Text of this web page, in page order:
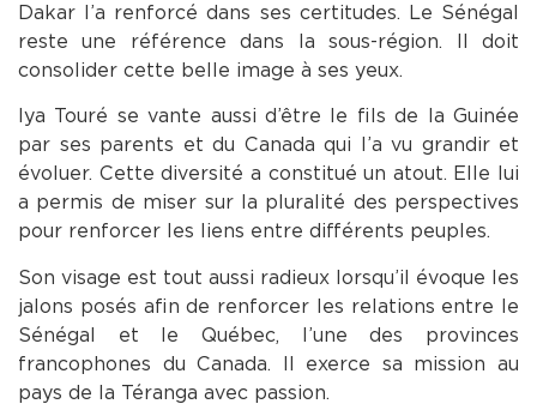
Dakar l’a renforcé dans ses certitudes. Le Sénégal
reste une référence dans la sous-région. Il doit
consolider cette belle image à ses yeux.
Iya Touré se vante aussi d’être le fils de la Guinée
par ses parents et du Canada qui l’a vu grandir et
évoluer. Cette diversité a constitué un atout. Elle lui
a permis de miser sur la pluralité des perspectives
pour renforcer les liens entre différents peuples.
Son visage est tout aussi radieux lorsqu’il évoque les
jalons posés afin de renforcer les relations entre le
Sénégal et le Québec, l’une des provinces
francophones du Canada. Il exerce sa mission au
pays de la Téranga avec passion.